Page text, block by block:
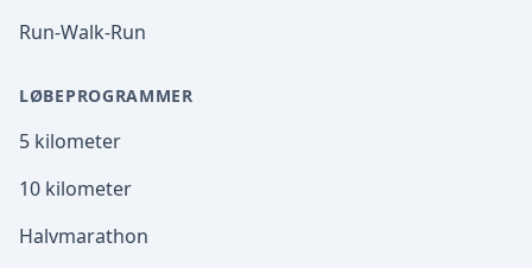
Run-Walk-Run
LØBEPROGRAMMER
5 kilometer
10 kilometer
Halvmarathon